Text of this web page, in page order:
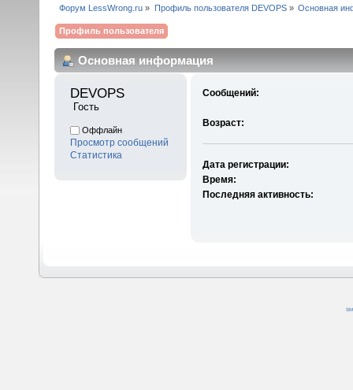
Форум LessWrong.ru » Профиль пользователя DEVOPS» Основная
Профиль пользователя
Основная информация
DEVOPS
Гость
Оффлайн
Просмотр сообщений
Статистика
Сообщений:
Возраст:
Дата регистрации:
Время:
Последняя активность: